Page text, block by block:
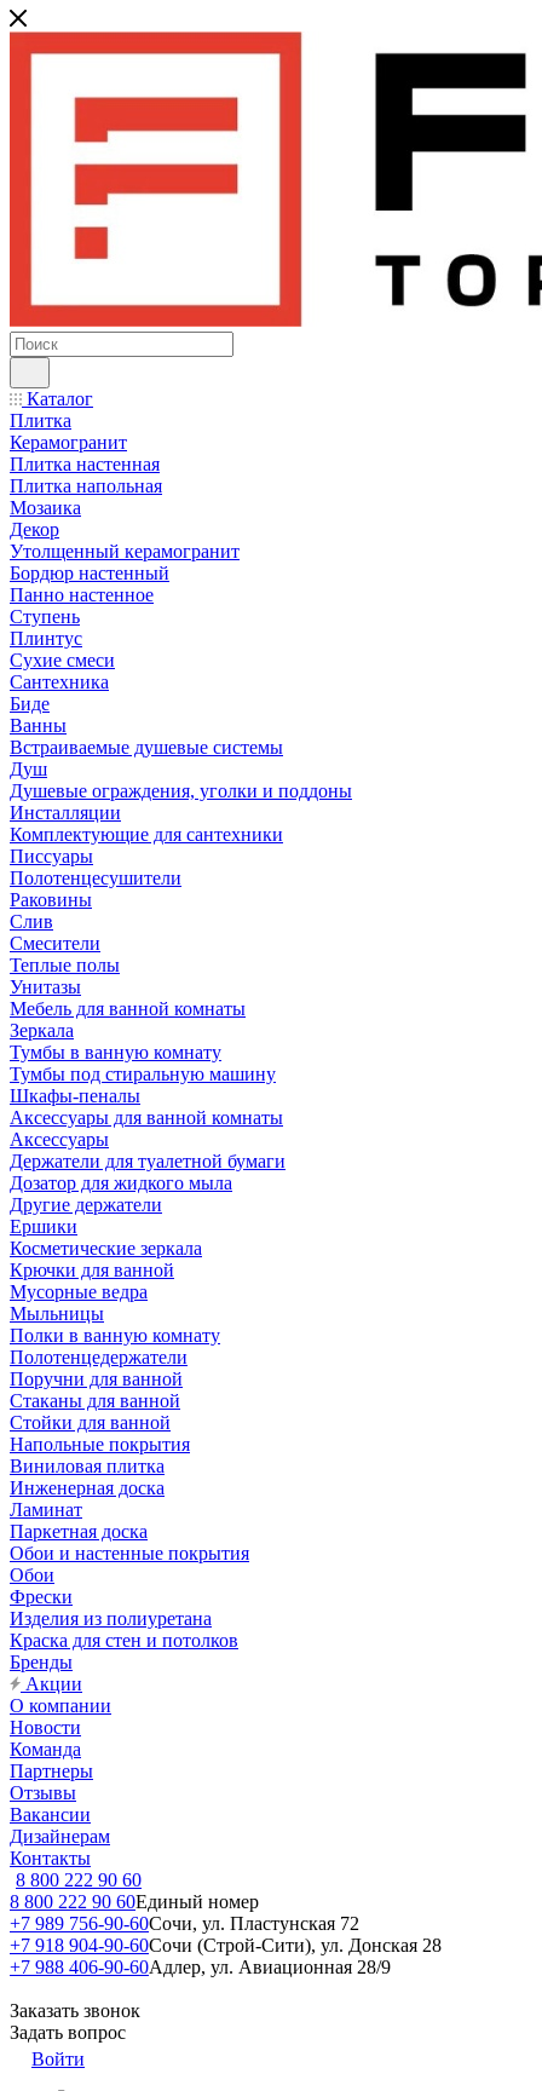
Каталог
Плитка
Керамогранит
Плитка настенная
Плитка напольная
Мозаика
Декор
Утолщенный керамогранит
Бордюр настенный
Панно настенное
Ступень
Плинтус
Сухие смеси
Сантехника
Биде
Ванны
Встраиваемые душевые системы
Душ
Душевые ограждения, уголки и поддоны
Инсталляции
Комплектующие для сантехники
Писсуары
Полотенцесушители
Раковины
Слив
Смесители
Теплые полы
Унитазы
Мебель для ванной комнаты
Зеркала
Тумбы в ванную комнату
Тумбы под стиральную машину
Шкафы-пеналы
Аксессуары для ванной комнаты
Аксессуары
Держатели для туалетной бумаги
Дозатор для жидкого мыла
Другие держатели
Ершики
Косметические зеркала
Крючки для ванной
Мусорные ведра
Мыльницы
Полки в ванную комнату
Полотенцедержатели
Поручни для ванной
Стаканы для ванной
Стойки для ванной
Напольные покрытия
Виниловая плитка
Инженерная доска
Ламинат
Паркетная доска
Обои и настенные покрытия
Обои
Фрески
Изделия из полиуретана
Краска для стен и потолков
Бренды
Акции
О компании
Новости
Команда
Партнеры
Отзывы
Вакансии
Дизайнерам
Контакты
8 800 222 90 60
8 800 222 90 60Единый номер
+7 989 756-90-60Сочи, ул. Пластунская 72
+7 918 904-90-60Сочи (Строй-Сити), ул. Донская 28
+7 988 406-90-60Адлер, ул. Авиационная 28/9
Заказать звонок
Задать вопрос
Войти